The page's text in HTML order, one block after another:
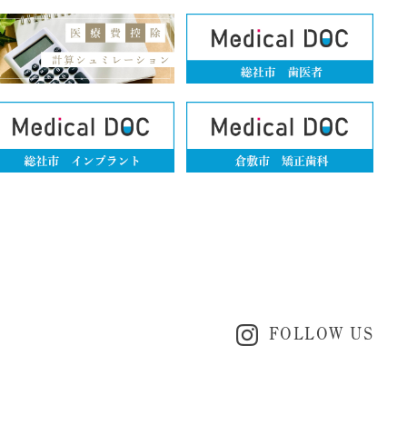
FOLLOW US